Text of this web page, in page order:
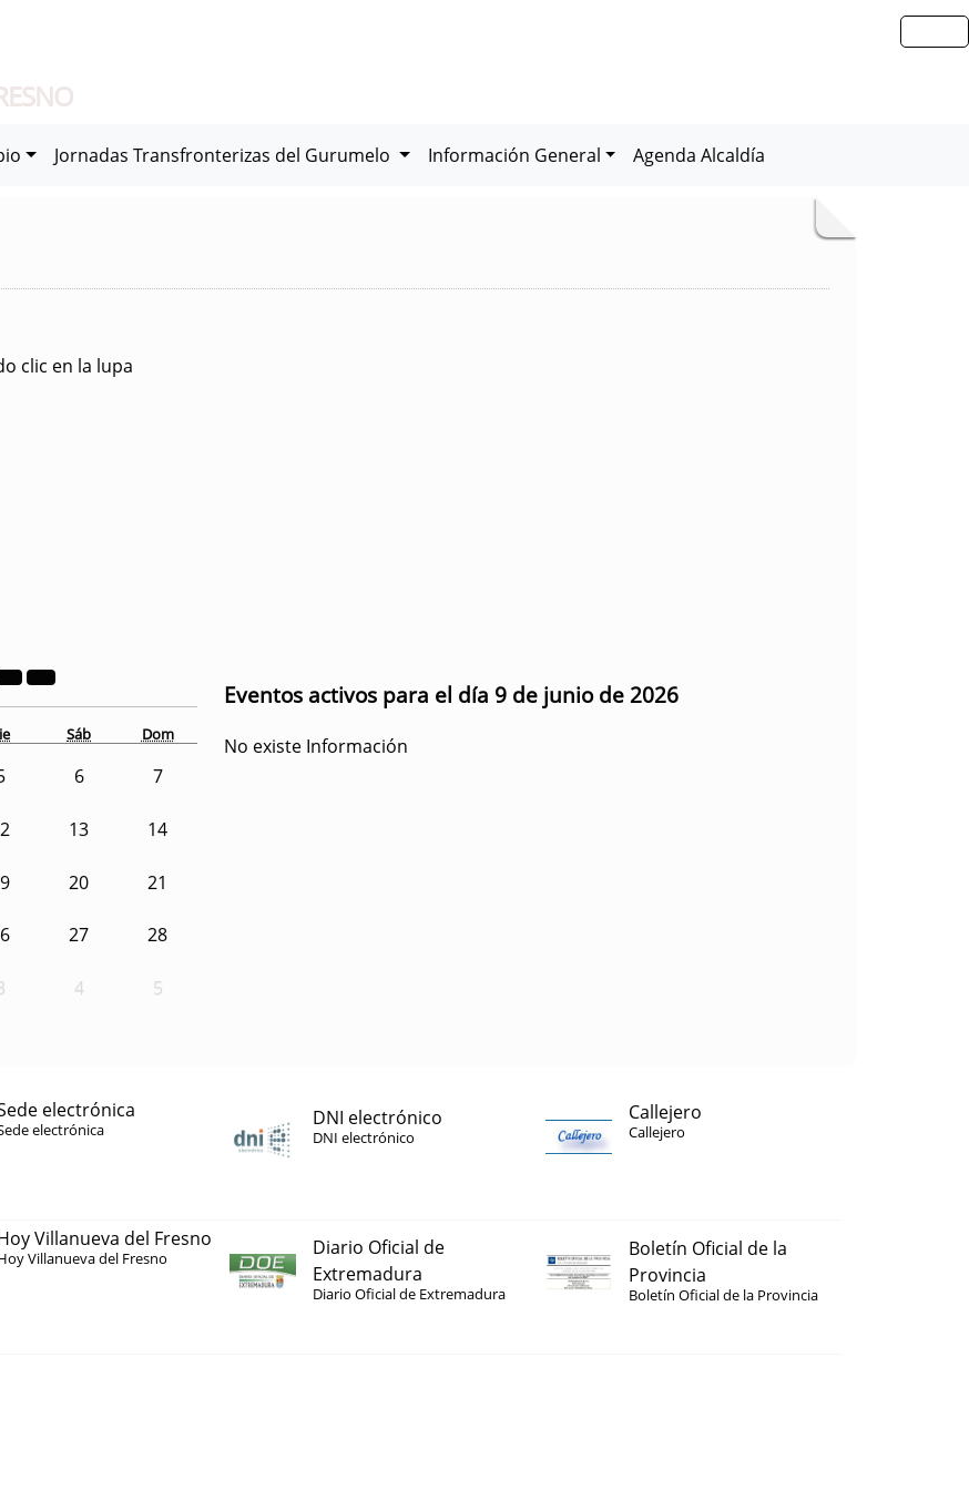
Jornadas Transfronterizas del Gurumelo Información General Agenda Alcaldía
clic en la lupa
Sáb Dom
6 7
13 14
20 21
27 28
4 5
Eventos activos para el día 9 de junio de 2026
No existe Información
electrónica
electrónica DNI electrónico
DNI electrónico
Callejero
Callejero
Villanueva del Fresno
Villanueva del Fresno
Diario Oficial de
Extremadura
Diario Oficial de Extremadura
Boletín Oficial de la
Provincia
Boletín Oficial de la Provincia